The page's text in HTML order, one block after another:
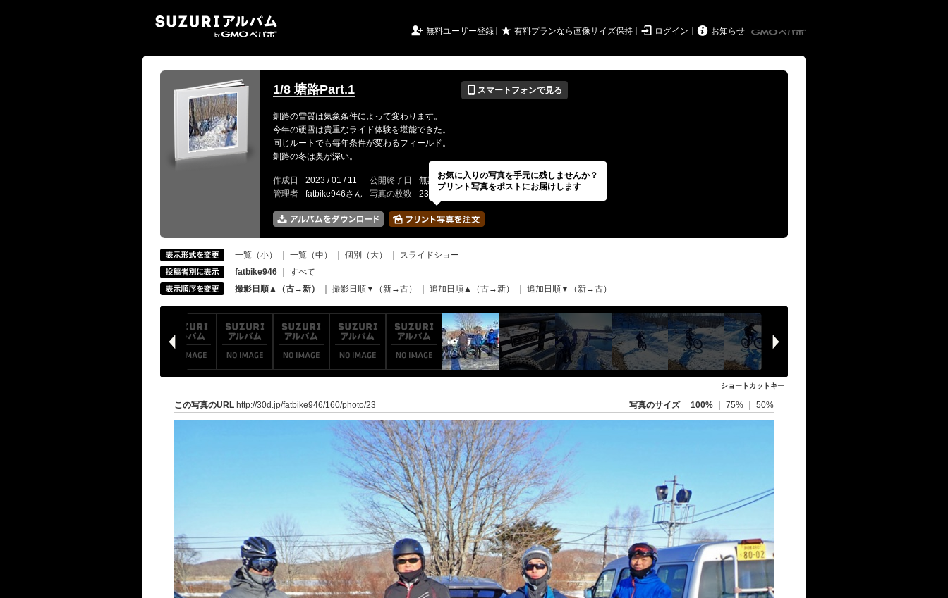
 無料ユーザー登録 ★ 有料プランなら画像サイズ保持  ログイン  お知らせ
1/8 塘路Part.1 📱 スマートフォンで見る
釧路の雪質は気象条件によって変わります。
今年の硬雪は貴重なライド体験を堪能できた。
同じルートでも毎年条件が変わるフィールド。
釧路の冬は奥が深い。
作成日 2023 / 01 / 11 公開終了日 無期限 イベントの期間
---
管理者
fatbike946さん 写真の枚数 23 / 2000枚
一覧（小） 一覧（中） 個別（大）
スライドショー
fatbike946
すべて
撮影日順▲（古→新）
撮影日順▼（新→古） 追加日順▲（古→新） 追加日順▼（新→古）
ショートカットキー
この写真のURL http://30d.jp/fatbike946/160/photo/23 写真のサイズ 100% 75% 50%
お気に入りの写真を手元に残しませんか？
プリント写真をポストにお届けします